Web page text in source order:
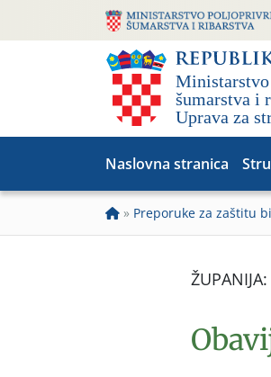
Naslovna stranica
» Preporuke za zaštitu
ŽUPANIJA: